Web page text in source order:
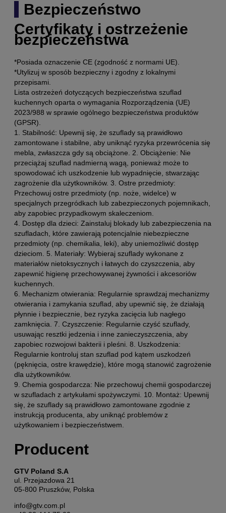
Bezpieczeństwo
Certyfikaty i ostrzeżenie
bezpieczeństwa
*Posiada oznaczenie CE (zgodność z normami UE).
*Utylizuj w sposób bezpieczny i zgodny z lokalnymi
przepisami.
Lista ostrzeżeń dotyczących bezpieczeństwa szuflad
kuchennych oparta o wymagania Rozporządzenia (UE)
2023/988 w sprawie ogólnego bezpieczeństwa produktów
(GPSR).
1. Stabilność: Upewnij się, że szuflady są prawidłowo
zamontowane i stabilne, aby uniknąć ryzyka przewrócenia się
mebla, zwłaszcza gdy są obciążone. 2. Obciążenie: Nie
przeciążaj szuflad nadmierną wagą, ponieważ może to
spowodować ich uszkodzenie lub wypadnięcie, stwarzając
zagrożenie dla użytkowników. 3. Ostre przedmioty:
Przechowuj ostre przedmioty (np. noże, widelce) w
specjalnych przegródkach lub zabezpieczonych pojemnikach,
aby zapobiec przypadkowym skaleczeniom.
4. Dostęp dla dzieci: Zainstaluj blokady lub zabezpieczenia na
szufladach, które zawierają potencjalnie niebezpieczne
przedmioty (np. chemikalia, leki), aby uniemożliwić dostęp
dzieciom. 5. Materiały: Wybieraj szuflady wykonane z
materiałów nietoksycznych i łatwych do czyszczenia, aby
zapewnić higienę przechowywanej żywności i akcesoriów
kuchennych.
6. Mechanizm otwierania: Regularnie sprawdzaj mechanizmy
otwierania i zamykania szuflad, aby upewnić się, że działają
płynnie i bezpiecznie, bez ryzyka zacięcia lub nagłego
zamknięcia. 7. Czyszczenie: Regularnie czyść szuflady,
usuwając resztki jedzenia i inne zanieczyszczenia, aby
zapobiec rozwojowi bakterii i pleśni. 8. Uszkodzenia:
Regularnie kontroluj stan szuflad pod kątem uszkodzeń
(pęknięcia, ostre krawędzie), które mogą stanowić zagrożenie
dla użytkowników.
9. Chemia gospodarcza: Nie przechowuj chemii gospodarczej
w szufladach z artykułami spożywczymi. 10. Montaż: Upewnij
się, że szuflady są prawidłowo zamontowane zgodnie z
instrukcją producenta, aby uniknąć problemów z
użytkowaniem i bezpieczeństwem.
Producent
GTV Poland S.A
ul. Przejazdowa 21
05-800 Pruszków, Polska
info@gtv.com.pl